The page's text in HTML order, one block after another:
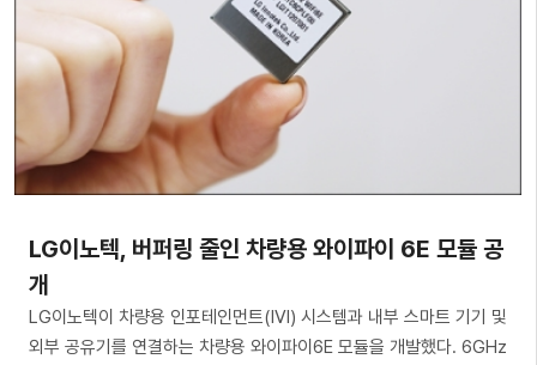
LG이노텍, 버퍼링 줄인 차량용 와이파이 6E 모듈 공
개
LG이노텍이 차량용 인포테인먼트(IVI) 시스템과 내부 스마트 기기 및
외부 공유기를 연결하는 차량용 와이파이6E 모듈을 개발했다. 6GHz